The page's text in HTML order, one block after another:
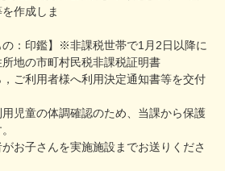
作成しま
の：印鑑】※非課税世帯で1月2日以降に
地の市町村民税非課税証明書
ご利用者様へ利用決定通知書等を交付
児童の体調確認のため、当課から保護
お子さんを実施施設までお送りくださ